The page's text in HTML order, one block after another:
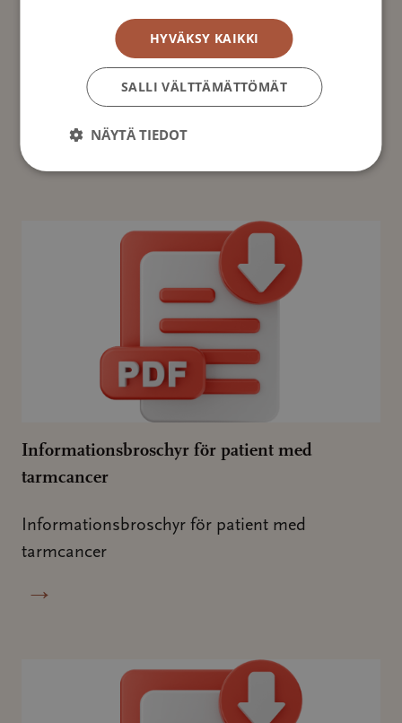
Lynch syndrome
Den första finlandssvenska broschyren för
→
Informationsbroschyr för patient med
tarmcancer
Informationsbroschyr för patient med
tarmcancer
→
HYVÄKSY KAIKKI
SALLI VÄLTTÄMÄTTÖMÄT
NÄYTÄ TIEDOT